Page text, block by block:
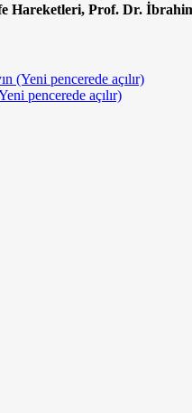
Hareketleri, Prof. Dr.
(Yeni pencerede açılır)
pencerede açılır)